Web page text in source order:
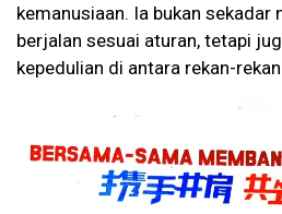
kemanusiaan. Ia bukan
berjalan sesuai aturan, tetapi
kepedulian di antara rekan-